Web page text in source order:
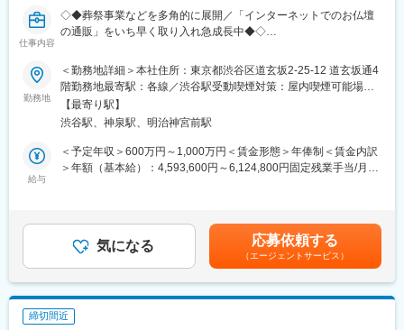
・KPI管理（入電数、資料請求数、会員登録数、葬儀依頼数）
・数値取得、分析、仮説設定、それに伴う施策検討とディレクシ
ョン
【WEBサイト企画・制作】
・WEBサイトの最適化
・広告LPの最適化
・お問い合わせフォームの最適化（資料請求、会員登録など）
【WEB集客】
【オフライン集客】
・テレビCM
・チラシ
・OOH
・パンフレット制作
仕事内容
◇◆葬祭事業などを多角的に展開／「インターネットでのお仏壇
の通販」をいち早く取り入れ急成長中◆◇
■業務概要：
株式上場基準体制構築のため、内部監査体制の確立や業務改善な
ど、幅広くお任せします。
■業務詳細：
◇契約審査（契約書の文案作成、レビュー）
◇契約に関する事務手続（社内決裁・印刷・押印・保管、電子署
■就業環境：
ワークライフバランスを大切にしており、定時出社・定時退勤を
います。
勤務地
＜勤務地詳細＞本社住所：東京都渋谷区道玄坂2-25-12 道玄坂通4
階勤務地最寄駅：各線／渋谷駅受動喫煙対策：屋内喫煙可能場所
あり変更の範囲：会社の定める事業所
【最寄り駅】
渋谷駅、神泉駅、明治神宮前駅
給与
＜予定年収＞600万円～1,000万円＜賃金形態＞年俸制＜賃金内訳
＞年額（基本給）：4,593,600円～6,124,800円固定残業手当/月：
金はあくまでも目安の金額であり、選考を通じて上下する可能性
があります。月給(月額)は固定手当を含めた表記です。
気になる 応募依頼する
（エージェントサービス）
締切間近